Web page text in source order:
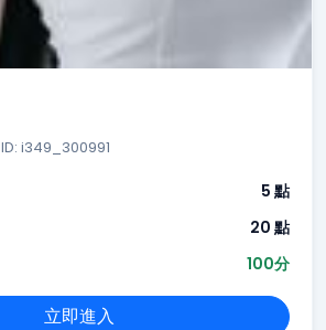
ID: i349_300991
5 點
20 點
100分
立即進入